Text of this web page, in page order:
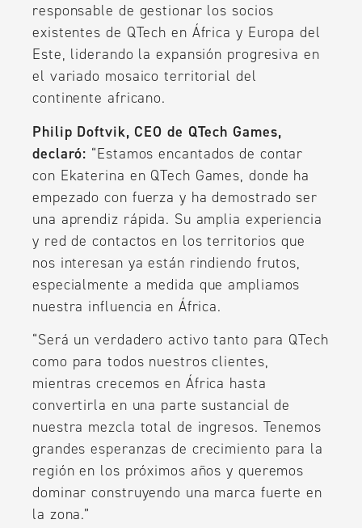
responsable de gestionar los socios
existentes de QTech en África y Europa del
Este, liderando la expansión progresiva en
el variado mosaico territorial del
continente africano.
Philip Doftvik, CEO de QTech Games,
declaró: “Estamos encantados de contar
con Ekaterina en QTech Games, donde ha
empezado con fuerza y ha demostrado ser
una aprendiz rápida. Su amplia experiencia
y red de contactos en los territorios que
nos interesan ya están rindiendo frutos,
especialmente a medida que ampliamos
nuestra influencia en África.
“Será un verdadero activo tanto para QTech
como para todos nuestros clientes,
mientras crecemos en África hasta
convertirla en una parte sustancial de
nuestra mezcla total de ingresos. Tenemos
grandes esperanzas de crecimiento para la
región en los próximos años y queremos
dominar construyendo una marca fuerte en
la zona.”